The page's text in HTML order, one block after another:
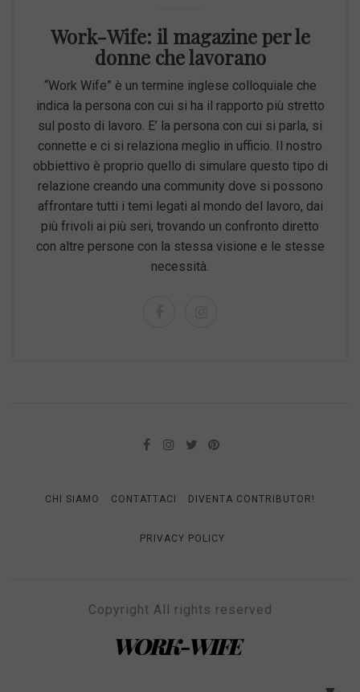
Work-Wife: il magazine per le
donne che lavorano
“Work Wife” è un termine inglese colloquiale che
indica la persona con cui si ha il rapporto più stretto
sul posto di lavoro. E’ la persona con cui si parla, si
connette e ci si relaziona meglio in ufficio. Il nostro
obbiettivo è proprio quello di simulare questo tipo di
relazione creando una community dove si possono
affrontare tutti i temi legati al mondo del lavoro, dai
più frivoli ai più seri, trovando un confronto diretto
con altre persone con la stessa visione e le stesse
necessità.
CHI SIAMO CONTATTACI DIVENTA CONTRIBUTOR!
PRIVACY POLICY
Copyright All rights reserved
WORK-WIFE